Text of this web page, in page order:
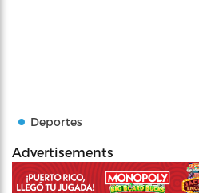
Deportes
Advertisements